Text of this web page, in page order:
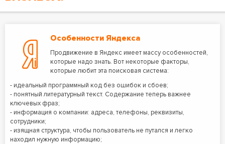
Особенности Яндекса
Продвижение в Яндекс имеет массу особенностей,
которые надо знать. Вот некоторые факторы,
которые любит эта поисковая система:
- идеальный программный код без ошибок и сбоев;
- понятный литературный текст. Содержание теперь важнее
ключевых фраз;
- информация о компании: адреса, телефоны, реквизиты,
сотрудники;
- изящная структура, чтобы пользователь не путался и легко
находил нужную информацию;